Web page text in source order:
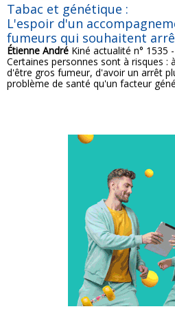
Tabac et génétique :
L'espoir d'un
fumeurs qui souhaitent
Étienne André Kiné actualité n° 1535
Certaines personnes sont à risques :
d'être gros fumeur, d'avoir un arrêt
problème de santé qu'un facteur